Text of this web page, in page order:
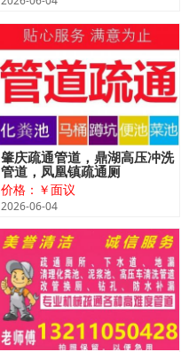
肇庆疏通管道，鼎湖高压冲洗
管道，凤凰镇疏通厕
价格：￥面议
2026-06-04